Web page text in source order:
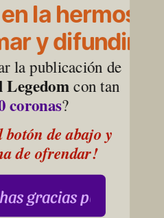
la hermosa
y difundir la
la publicación de
Legedom con tan
coronas?
botón de abajo y
de ofrendar!
gracias por su